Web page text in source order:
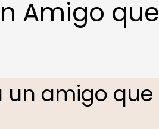
Amigo que
un amigo que